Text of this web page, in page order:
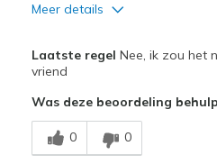
Meer details
Attractive Design
Minpunten
Need Break In
Laatste regel Nee, ik zou het
vriend
Was deze beoordeling
0 0